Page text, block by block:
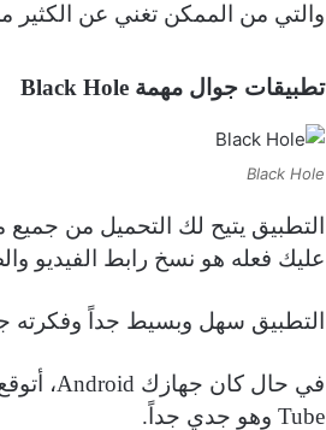
والتي من الممكن تغني عن الكثير
تطبيقات جوال مهمة Black Hole
Black Hole
التطبيق يتيح لك التحميل من جميع
عليك فعله هو نسخ رابط الفيديو
التطبيق سهل وبسيط جداً وفكرته
Tube وهو جدي جداً.